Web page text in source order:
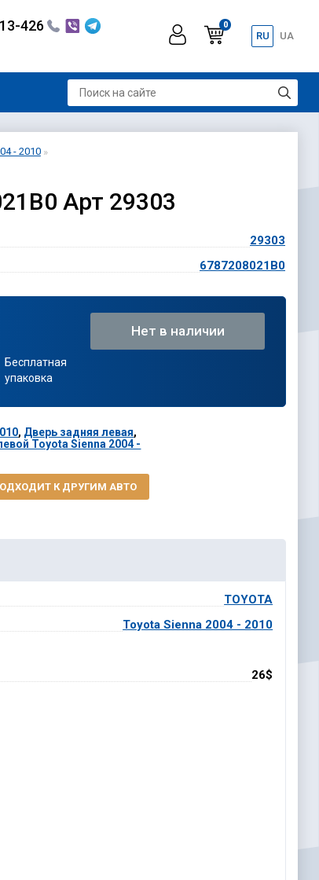
426
0
RU UA
- 2010
Арт 29303
29303
6787208021B0
Бесплатная
упаковка
Нет в наличии
, Дверь задняя левая,
Toyota Sienna 2004 -
К ДРУГИМ АВТО
TOYOTA
Toyota Sienna 2004 - 2010
26$